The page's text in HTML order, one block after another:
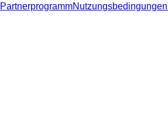
PartnerprogrammNutzungsbedingungen